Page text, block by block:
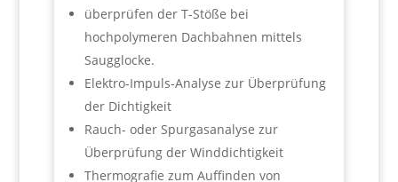
überprüfen der T-Stöße bei
hochpolymeren Dachbahnen mittels
Saugglocke.
Elektro-Impuls-Analyse zur Überprüfung
der Dichtigkeit
Rauch- oder Spurgasanalyse zur
Überprüfung der Winddichtigkeit
Thermografie zum Auffinden von